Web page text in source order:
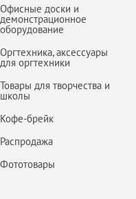
Офисные доски и
демонстрационное
оборудование
Оргтехника, аксессуары
для оргтехники
Товары для творчества и
школы
Кофе-брейк
Распродажа
Фототовары